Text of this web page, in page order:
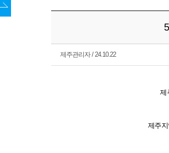
제주관리자 / 24.10.22
제
제주